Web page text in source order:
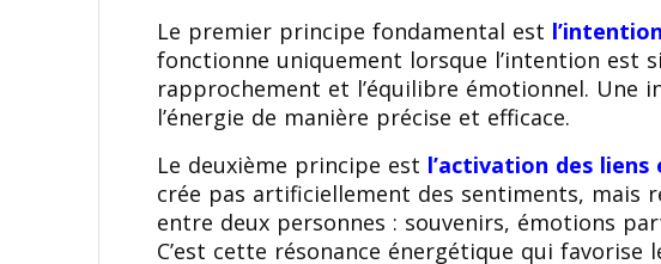
Le premier principe fondamental est
fonctionne uniquement lorsque l’intention est
rapprochement et l’équilibre émotionnel. Une
l’énergie de manière précise et efficace.
Le deuxième principe est l’activation des
crée pas artificiellement des sentiments, mais
entre deux personnes : souvenirs, émotions
C’est cette résonance énergétique qui favorise